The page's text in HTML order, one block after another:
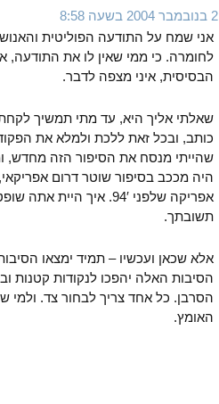
2 בנובמבר 2004 בשעה 8:58
אני שמח על התודעה הפוליטית
לחומרה. כי ממי שאין לו את התודעה,
הבסיסית, איני מצפה לדבר.
שאלתי אליך היא, עד מתי תמשיך
כותב, ובכל זאת ללכת ולמלא את
שהייתי מנסח את הסיפור הזה מחדש,
היה מככב בסיפור שוטר דרום
אפריקה שלפני 94′. איך
תשובתך.
אלא שכאן ועכשיו – תמיד ימצאו
הסיבות האלה יהפכו לנקודות קטנות
הסרבן. כל אחד צריך לבחור צד.
האומץ.